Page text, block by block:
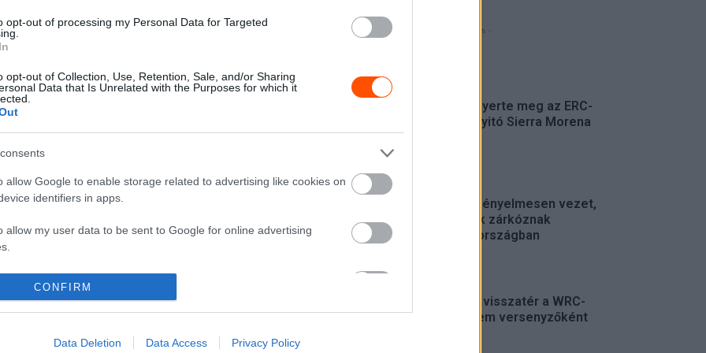
opt-out of processing my Personal Data for Targeted
opt-out of Collection, Use, Retention, Sale, and/or Sharing
Data that Is Unrelated with the Purposes for which it
allow Google to enable storage related to advertising like cookies on
identifiers in apps.
allow my user data to be sent to Google for online advertising
allow Google to send me personalized advertising.
allow Google to enable storage related to analytics like cookies on
CONFIRM
Data Deletion Data Access Privacy Policy
X Pinterest WhatsApp
négy gumigyártója közül kettő lehet bajnok, a
megelőzve.
Európa-bajnoki címéért, a Michelin, a Pirelli, az
Hungaryn és a Kanári-szigeteken a Michelin kezdett
gyűjtötte a legtöbb pontot. Észtországban ismét
a legjobban, azonban a Róma Rallyn a hazai
két versenyen is folytatódott, Csehországban
- Hirdetés -
Suárez nyerte meg az ERC-
szezonnyitó Sierra Morena
Suárez kényelmesen vezet,
Németék zárkóznak
Spanyolországban
Munster visszatér a WRC-
be, de nem versenyzőként